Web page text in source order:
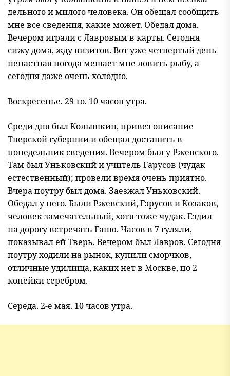
дельного и милого человека. Он обещал сообщить
мне все сведения, какие может. Обедал дома.
Вечером играли с Лавровым в карты. Сегодня
сижу дома, жду визитов. Вот уже четвертый день
ненастная погода мешает мне ловить рыбу, а
сегодня даже очень холодно.
Воскресенье. 29-го. 10 часов утра.
Среди дня был Колышкин, привез описание
Тверской губернии и обещал доставить в
понедельник сведения. Вечером был у Ржевского.
Там был Уньковский и учитель Гарусов (чудак
естественный); провели время очень приятно.
Вчера поутру был дома. Заезжал Уньковский.
Обедал у него. Были Ржевский, Гэрусов и Козаков,
человек замечательный, хотя тоже чудак. Ездил
на дорогу встречать Ганю. Часов в 7 гуляли,
показывал ей Тверь. Вечером был Лавров. Сегодня
поутру ходили на рынок, купили сморчков,
отличные удилища, каких нет в Москве, по 2
копейки серебром.
Середа. 2-е мая. 10 часов утра.